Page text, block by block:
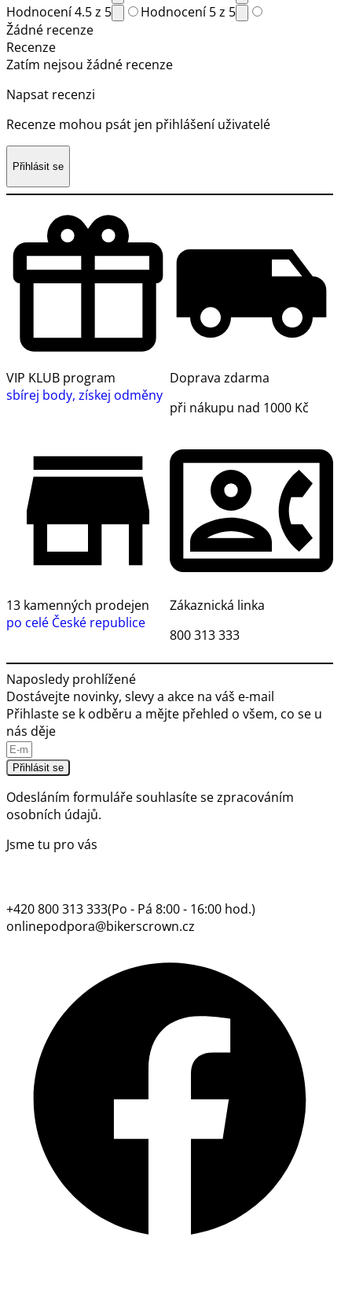
Hodnocení 4.5 z 5
Hodnocení 5 z 5
Žádné recenze
Recenze
Zatím nejsou žádné recenze
Napsat recenzi
Recenze mohou psát jen přihlášení uživatelé
Přihlásit se
VIP KLUB program
sbírej body, získej odměny
Doprava zdarma
při nákupu nad 1000 Kč
13 kamenných prodejen
po celé České republice
Zákaznická linka
800 313 333
Naposledy prohlížené
Dostávejte novinky, slevy a akce na váš e-mail
Přihlaste se k odběru a mějte přehled o všem, co se u
nás děje
Přihlásit se
Odesláním formuláře souhlasíte sezpracováním
osobních údajů.
Jsme tu pro vás
+420 800 313 333(Po - Pá 8:00 - 16:00 hod.)
onlinepodpora@bikerscrown.cz